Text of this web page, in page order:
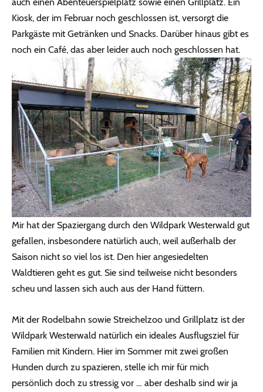
Kiosk, der im Februar noch geschlossen ist, versorgt die
Parkgäste mit Getränken und Snacks. Darüber hinaus gibt es
noch ein Café, das aber leider auch noch geschlossen hat.
Mir hat der Spaziergang durch den Wildpark Westerwald gut
gefallen, insbesondere natürlich auch, weil außerhalb der
Saison nicht so viel los ist. Den hier angesiedelten
Waldtieren geht es gut. Sie sind teilweise nicht besonders
scheu und lassen sich auch aus der Hand füttern.
Mit der Rodelbahn sowie Streichelzoo und Grillplatz ist der
Wildpark Westerwald natürlich ein ideales Ausflugsziel für
Familien mit Kindern. Hier im Sommer mit zwei großen
Hunden durch zu spazieren, stelle ich mir für mich
persönlich doch zu stressig vor … aber deshalb sind wir ja